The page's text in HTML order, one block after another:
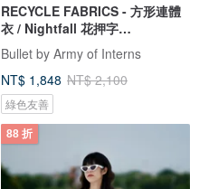
RECYCLE FABRICS - 方形連體
衣 / Nightfall 花押字
BLT064NIGH
Bullet by Army of Interns
NT$ 1,848 NT$ 2,100
綠色友善
88 折